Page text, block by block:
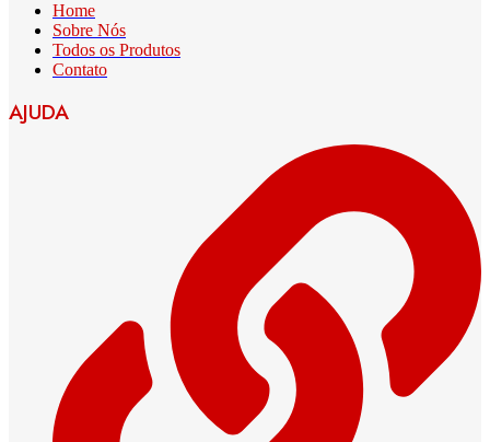
Home
Sobre Nós
Todos os Produtos
Contato
AJUDA